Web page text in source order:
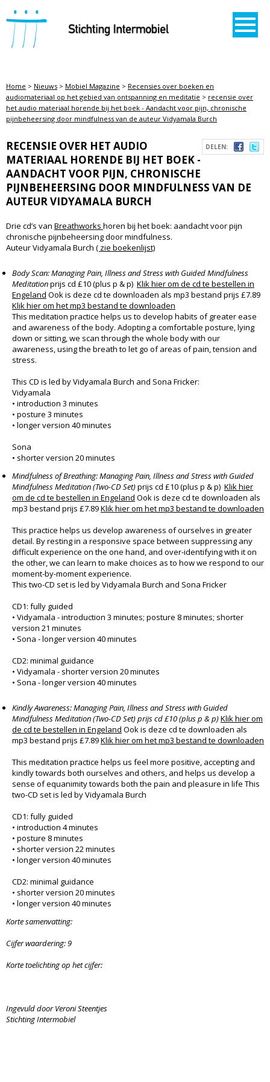
STICHTING INTERMOBIEL
Home > Nieuws > Mobiel Magazine > Recensies over boeken en
audiomateriaal op het gebied van ontspanning en meditatie > recensie over
het audio materiaal horende bij het boek - Aandacht voor pijn, chronische
pijnbeheersing door mindfulness van de auteur Vidyamala Burch
DELEN:
RECENSIE OVER HET AUDIO
MATERIAAL HORENDE BIJ HET BOEK -
AANDACHT VOOR PIJN, CHRONISCHE
PIJNBEHEERSING DOOR MINDFULNESS VAN DE
AUTEUR VIDYAMALA BURCH
Drie cd’s van Breathworks horen bij het boek: aandacht voor pijn
chronische pijnbeheersing door mindfulness.
Auteur Vidyamala Burch ( zie boekenlijst)
Body Scan: Managing Pain, Illness and Stress with Guided Mindfulness
Meditationprijs cd £10 (plus p & p) Klik hier om de cd te bestellen in
Engeland Ook is deze cd te downloaden als mp3 bestand prijs £7.89
Klik hier om het mp3 bestand te downloaden
This meditation practice helps us to develop habits of greater ease
and awareness of the body. Adopting a comfortable posture, lying
down or sitting, we scan through the whole body with our
awareness, using the breath to let go of areas of pain, tension and
stress.
This CD is led by Vidyamala Burch and Sona Fricker:
Vidyamala
• introduction 3 minutes
• posture 3 minutes
• longer version 40 minutes
Sona
• shorter version 20 minutes
Mindfulness of Breathing: Managing Pain, Illness and Stress with Guided
Mindfulness Meditation (Two-CD Set)prijs cd £10 (plus p & p) Klik hier
om de cd te bestellen in Engeland Ook is deze cd te downloaden als
mp3 bestand prijs £7.89Klik hier om het mp3 bestand te downloaden
This practice helps us develop awareness of ourselves in greater
detail. By resting in a responsive space between suppressing any
difficult experience on the one hand, and over-identifying with it on
the other, we can learn to make choices as to how we respond to our
moment-by-moment experience.
This two-CD set is led by Vidyamala Burch and Sona Fricker
CD1: fully guided
• Vidyamala - introduction 3 minutes; posture 8 minutes; shorter
version 21 minutes
• Sona - longer version 40 minutes
CD2: minimal guidance
• Vidyamala - shorter version 20 minutes
• Sona - longer version 40 minutes
Kindly Awareness: Managing Pain, Illness and Stress with Guided
Mindfulness Meditation (Two-CD Set) prijs cd £10 (plus p & p)Klik hier om
de cd te bestellen in Engeland Ook is deze cd te downloaden als
mp3 bestand prijs £7.89Klik hier om het mp3 bestand te downloaden
This meditation practice helps us feel more positive, accepting and
kindly towards both ourselves and others, and helps us develop a
sense of equanimity towards both the pain and pleasure in life This
two-CD set is led by Vidyamala Burch
CD1: fully guided
• introduction 4 minutes
• posture 8 minutes
• shorter version 22 minutes
• longer version 40 minutes
CD2: minimal guidance
• shorter version 20 minutes
• longer version 40 minutes
Korte samenvatting:
Cijfer waardering: 9
Korte toelichting op het cijfer:
Ingevuld door Veroni Steentjes
Stichting Intermobiel